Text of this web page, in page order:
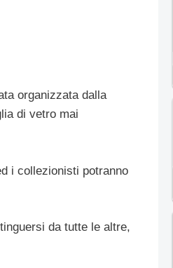
organizzata dalla
di vetro mai
i collezionisti potranno
da tutte le altre,